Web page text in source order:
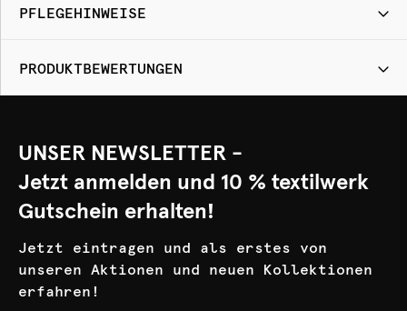
PFLEGEHINWEISE
PRODUKTBEWERTUNGEN
UNSER NEWSLETTER -
Jetzt anmelden und 10 % textilwerk
Gutschein erhalten!
Jetzt eintragen und als erstes von
unseren Aktionen und neuen Kollektionen
erfahren!